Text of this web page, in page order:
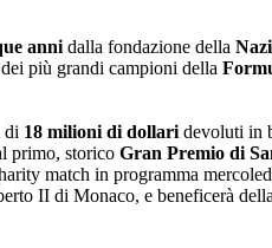
anni dalla fondazione della
più grandi campioni della
di 18 milioni di dollari devoluti in
primo, storico Gran Premio di
match in programma
II di Monaco, e beneficerà